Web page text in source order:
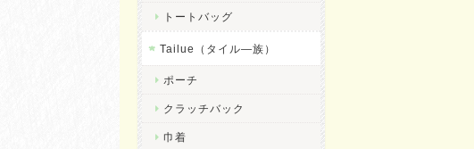
トートバッグ
Tailue（タイル―族）
ポーチ
クラッチバック
巾着